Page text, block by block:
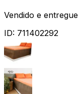
Vendido e
ID: 711402292